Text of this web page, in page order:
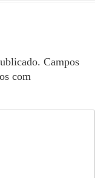
Campos
com